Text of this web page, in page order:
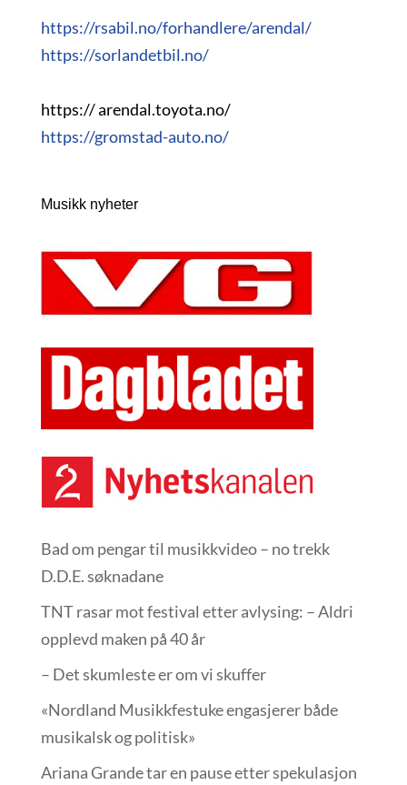
https://rsabil.no/forhandlere/arendal/
https://sorlandetbil.no/
https:// arendal.toyota.no/
https://gromstad-auto.no/
Musikk nyheter
Bad om pengar til musikkvideo – no trekk
D.D.E. søknadane
TNT rasar mot festival etter avlysing: – Aldri
opplevd maken på 40 år
– Det skumleste er om vi skuffer
«Nordland Musikkfest­uke engasjerer både
musikalsk og politisk»
Ariana Grande tar en pause etter spekulasjon